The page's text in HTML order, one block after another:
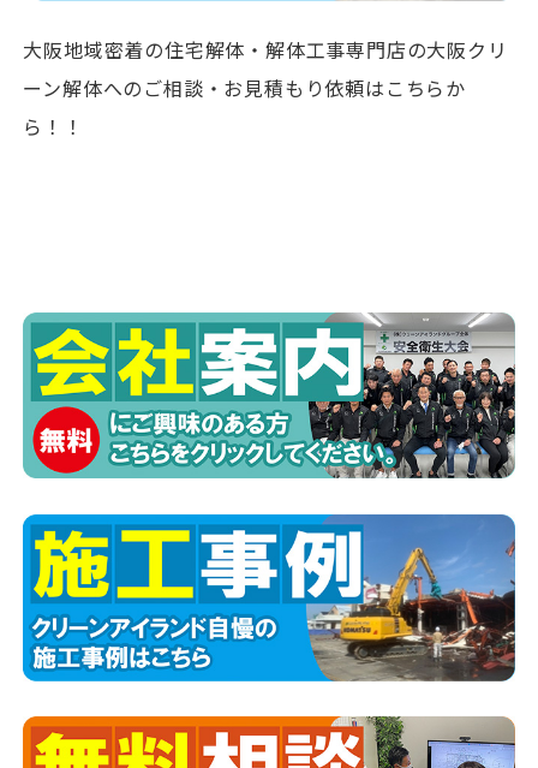
大阪地域密着の住宅解体・解体工事専門店の大阪クリ
ーン解体へのご相談・お見積もり依頼はこちらか
ら！！